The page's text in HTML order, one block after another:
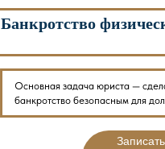
Банкротство
Основная задача юриста —
банкротство безопасным для